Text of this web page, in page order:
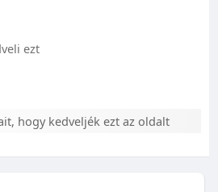
ezt
hogy kedveljék ezt az oldalt